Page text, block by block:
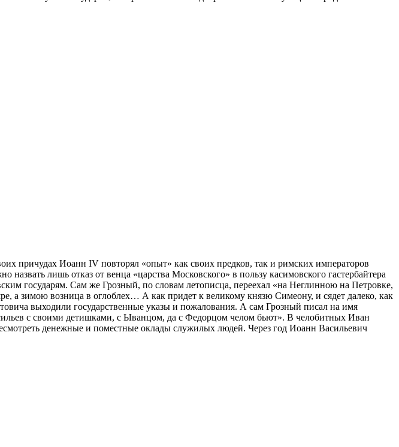
причудах Иоанн IV повторял «опыт» как своих предков, так и римских императоров
лишь отказ от венца «царства Московского» в пользу касимовского гастербайтера
государям. Сам же Грозный, по словам летописца, переехал «на Неглинною на Петровке,
а зимою возница в оглоблех… А как придет к великому князю Симеону, и сядет далеко, как
выходили государственные указы и пожалования. А сам Грозный писал на имя
с своими детишками, с Ыванцом, да с Федорцом челом бьют». В челобитных Иван
денежные и поместные оклады служилых людей. Через год Иоанн Васильевич